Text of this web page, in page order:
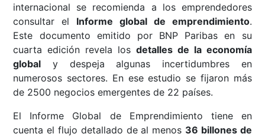
internacional se recomienda a los emprendedores
consultar el Informe global de emprendimiento.
Este documento emitido por BNP Paribas en su
cuarta edición revela los detalles de la economía
global y despeja algunas incertidumbres en
numerosos sectores. En ese estudio se fijaron más
de 2500 negocios emergentes de 22 países.
El Informe Global de Emprendimiento tiene en
cuenta el flujo detallado de al menos 36 billones de